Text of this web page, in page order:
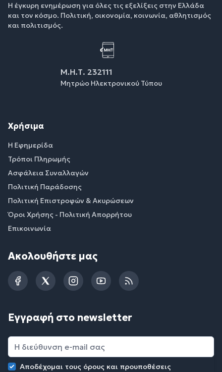
Η έγκυρη ενημέρωση για όλες τις εξελίξεις στην Ελλάδα
και τον κόσμο. Πολιτική, οικονομία, κοινωνία, αθλητισμός
και πολιτισμός.
Μ.Η.Τ. 232111
Μητρώο Ηλεκτρονικού Τύπου
Χρήσιμα
Η Εφημερίδα
Τρόποι Πληρωμής
Ασφάλεια Συναλλαγών
Πολιτική Παράδοσης
Πολιτική Επιστροφών & Ακυρώσεων
Όροι Χρήσης - Πολιτική Απορρήτου
Επικοινωνία
Ακολουθήστε μας
FacebookTwitterInstagramYouTubeRSS
Εγγραφή στο newsletter
Αποδέχομαι τους όρους και προυποθέσεις